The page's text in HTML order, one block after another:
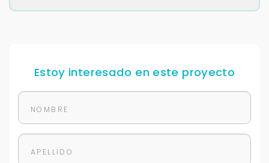
Estoy interesado en este proyecto